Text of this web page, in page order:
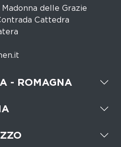
delle Grazie
Cattedra
- ROMAGNA